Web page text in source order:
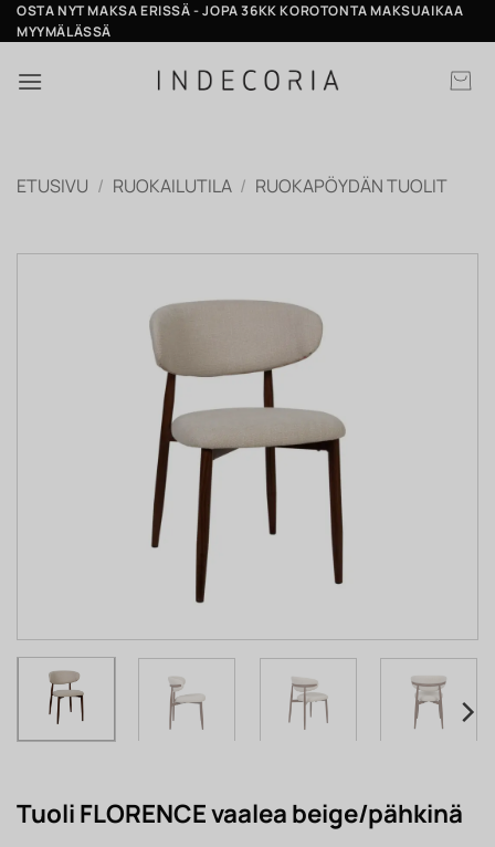
Skip
to
OSTA NYT MAKSA ERISSÄ - JOPA 36KK KOROTONTA MAKSUAIKAA
MYYMÄLÄSSÄ
ETUSIVU / RUOKAILUTILA / RUOKAPÖYDÄN TUOLIT
Tuoli FLORENCE vaalea beige/pähkinä